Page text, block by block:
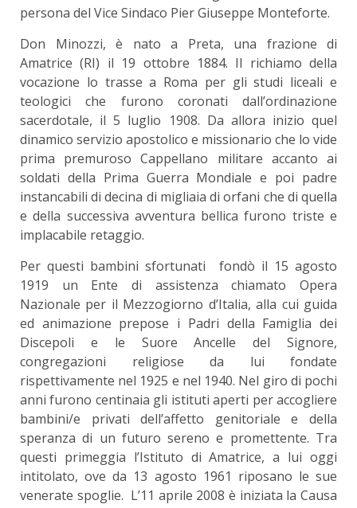
persona del Vice Sindaco Pier Giuseppe Monteforte.
Don Minozzi, è nato a Preta, una frazione di
Amatrice (RI) il 19 ottobre 1884. Il richiamo della
vocazione lo trasse a Roma per gli studi liceali e
teologici che furono coronati dall’ordinazione
sacerdotale, il 5 luglio 1908. Da allora inizio quel
dinamico servizio apostolico e missionario che lo vide
prima premuroso Cappellano militare accanto ai
soldati della Prima Guerra Mondiale e poi padre
instancabili di decina di migliaia di orfani che di quella
e della successiva avventura bellica furono triste e
implacabile retaggio.
Per questi bambini sfortunati fondò il 15 agosto
1919 un Ente di assistenza chiamato Opera
Nazionale per il Mezzogiorno d’Italia, alla cui guida
ed animazione prepose i Padri della Famiglia dei
Discepoli e le Suore Ancelle del Signore,
congregazioni religiose da lui fondate
rispettivamente nel 1925 e nel 1940. Nel giro di pochi
anni furono centinaia gli istituti aperti per accogliere
bambini/e privati dell’affetto genitoriale e della
speranza di un futuro sereno e promettente. Tra
questi primeggia l’Istituto di Amatrice, a lui oggi
intitolato, ove da 13 agosto 1961 riposano le sue
venerate spoglie. L’11 aprile 2008 è iniziata la Causa